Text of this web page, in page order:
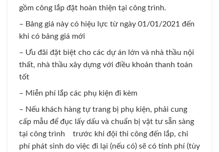
gồm công lắp đặt hoàn thiện tại công trình.
– Bảng giá này có hiệu lực từ ngày 01/01/2021 đến
khi có bảng giá mới
– Ưu đãi đặt biệt cho các dự án lớn và nhà thầu nội
thất, nhà thầu xây dựng với điều khoản thanh toán
tốt
– Miễn phí lắp các phụ kiện đi kèm
– Nếu khách hàng tự trang bị phụ kiện, phải cung
cấp mẫu để đục lấy dấu và chuẩn bị vật tư sẵn sàng
tại công trình trước khi đội thi công đến lắp, chi
phí phát sinh do việc đi lại (nếu có) sẽ có tính phí (tùy